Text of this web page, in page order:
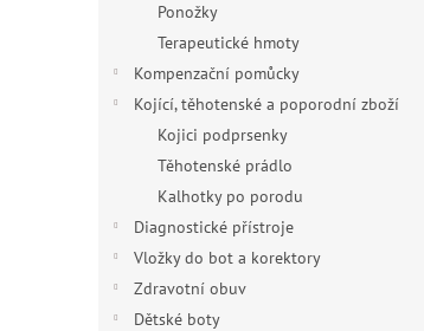
Ponožky
Terapeutické hmoty
Kompenzační pomůcky
Kojící, těhotenské a poporodní zboží
Kojici podprsenky
Těhotenské prádlo
Kalhotky po porodu
Diagnostické přístroje
Vložky do bot a korektory
Zdravotní obuv
Dětské boty